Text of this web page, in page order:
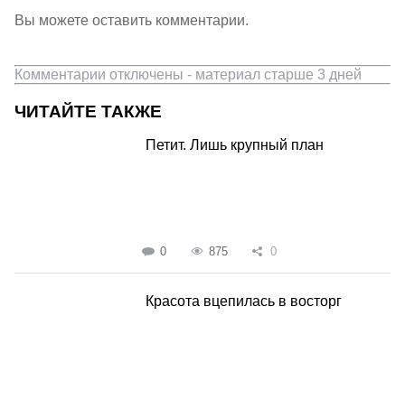
Вы можете оставить комментарии.
Комментарии отключены - материал старше 3 дней
ЧИТАЙТЕ ТАКЖЕ
Петит. Лишь крупный план
0 875 0
Красота вцепилась в восторг